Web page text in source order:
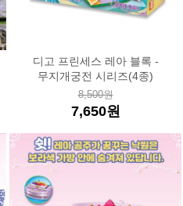
디고 프린세스 레아 블록 -
무지개궁전 시리즈(4종)
8,500원
7,650원